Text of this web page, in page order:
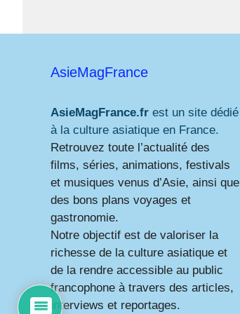
AsieMagFrance
AsieMagFrance.fr est un site dédié
à la culture asiatique en France.
Retrouvez toute l’actualité des
films, séries, animations, festivals
et musiques venus d’Asie, ainsi que
des bons plans voyages et
gastronomie.
Notre objectif est de valoriser la
richesse de la culture asiatique et
de la rendre accessible au public
francophone à travers des articles,
interviews et reportages.